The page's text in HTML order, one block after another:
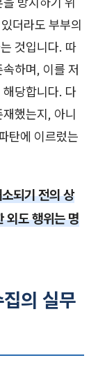
더라도 부부의
것입니다. 따
하며, 이를 저
당합니다. 다
했는지, 아니
탄에 이르렀는
되기 전의 상
외도 행위는 명
의 실무